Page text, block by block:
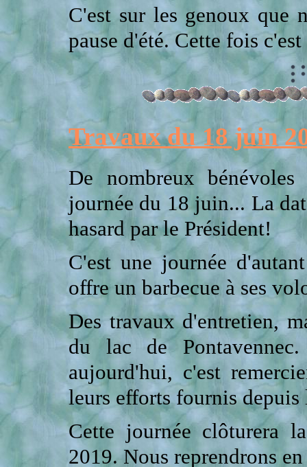
C'est sur les genoux que
pause d'été. Cette fois
Travaux du 18 juin
De nombreux
journée du 18 juin... La
hasard par le Président!
C'est une journée
offre un barbecue à ses
Des travaux d'entretien,
du lac de
aujourd'hui, c'est
leurs efforts fournis depuis
Cette journée clôturera
2019. Nous reprendrons